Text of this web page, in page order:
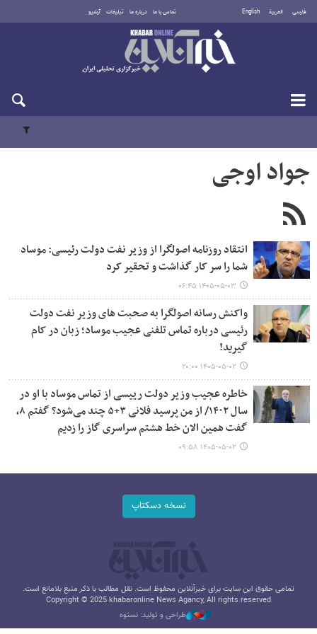
فارسی العربية English تماس با ما درباره ما تبلیغات آرشیو
شنبه ۱۷ مرداد ۱۴۰۵
جواد اوجی
انتقاد روزنامه اصولگرا از وزیر نفت دولت رئیسی: موساد
شما را سر کار گذاشت و تحقیر کرد
۱۴۰۵-۰۵-۰۳ ۰۶:۴۵
واکنش رسانه اصولگرا به صحبت های وزیر نفت دولت
رئیسی درباره تماس تلفنی عجیب موساد؛ زبان در کام
گیرید!
۱۴۰۵-۰۵-۰۲ ۲۰:۰۰
خاطره عجیب وزیر دولت رییسی از تماس موساد با او در
سال ۱۴۰۲/ از من پرسید فلانی ۳+۵ چند می‌شود؟ گفتم ۸،
گفت همین الان خط هشتم سراسری گاز را زدیم
۱۴۰۵-۰۵-۰۲ ۰۹:۵۸
نسخه دسکتاپ
تمامی حقوق این سایت برای خبرآنلاین محفوظ است. نقل مطالب با ذکر منبع بلامانع است.
Copyright © 2025 khabaronline News Agancy, All rights reserved
طراحی و تولید: نستوه